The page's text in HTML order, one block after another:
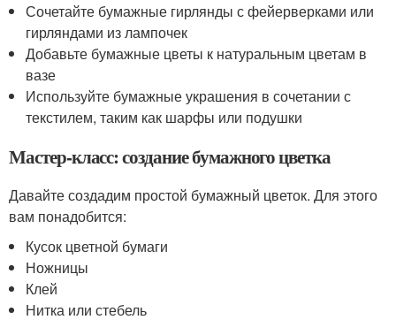
Сочетайте бумажные гирлянды с фейерверками или
гирляндами из лампочек
Добавьте бумажные цветы к натуральным цветам в
вазе
Используйте бумажные украшения в сочетании с
текстилем, таким как шарфы или подушки
Мастер-класс: создание бумажного цветка
Давайте создадим простой бумажный цветок. Для этого
вам понадобится:
Кусок цветной бумаги
Ножницы
Клей
Нитка или стебель